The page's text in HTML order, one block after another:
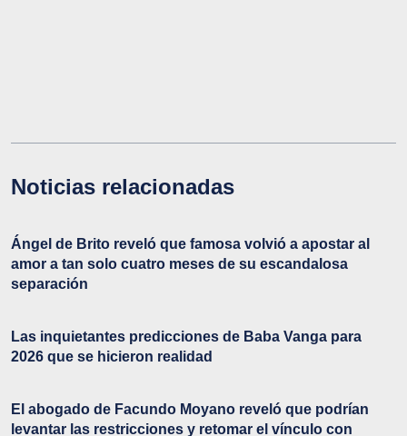
Noticias relacionadas
Ángel de Brito reveló que famosa volvió a apostar al
amor a tan solo cuatro meses de su escandalosa
separación
Las inquietantes predicciones de Baba Vanga para
2026 que se hicieron realidad
El abogado de Facundo Moyano reveló que podrían
levantar las restricciones y retomar el vínculo con